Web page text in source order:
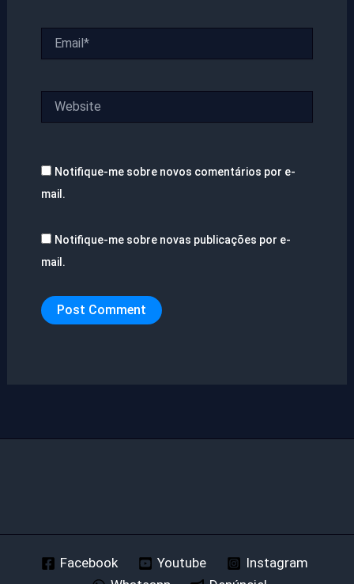
Notifique-me sobre novos comentários por e-
mail.
Notifique-me sobre novas publicações por e-
mail.
Facebook Youtube
Instagram